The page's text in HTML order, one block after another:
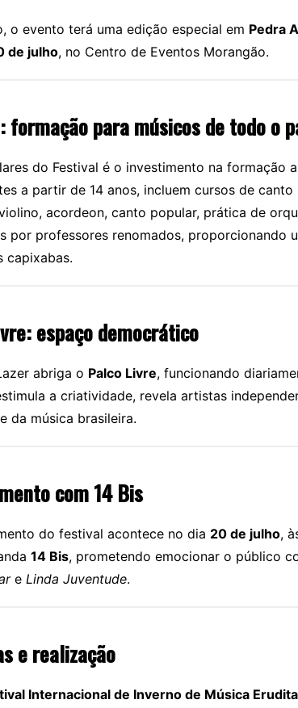
o evento terá uma edição especial em Pedra
de julho, no Centro de Eventos Morangão.
formação para músicos de todo o
do Festival é o investimento na formação
a partir de 14 anos, incluem cursos de
acordeon, canto popular, prática de
por professores renomados, proporcionando
capixabas.
espaço democrático
abriga o Palco Livre, funcionando
a criatividade, revela artistas
da música brasileira.
com 14 Bis
do festival acontece no dia 20 de julho,
14 Bis, prometendo emocionar o público
e Linda Juventude.
e realização
Internacional de Inverno de Música